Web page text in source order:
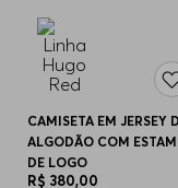
CAMISETA EM JERSEY
ALGODÃO COM
DE LOGO
R$ 380,00